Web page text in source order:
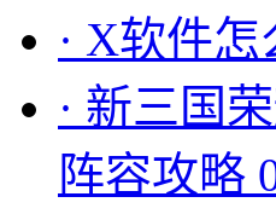
· X软件怎
· 新三国
阵容攻略